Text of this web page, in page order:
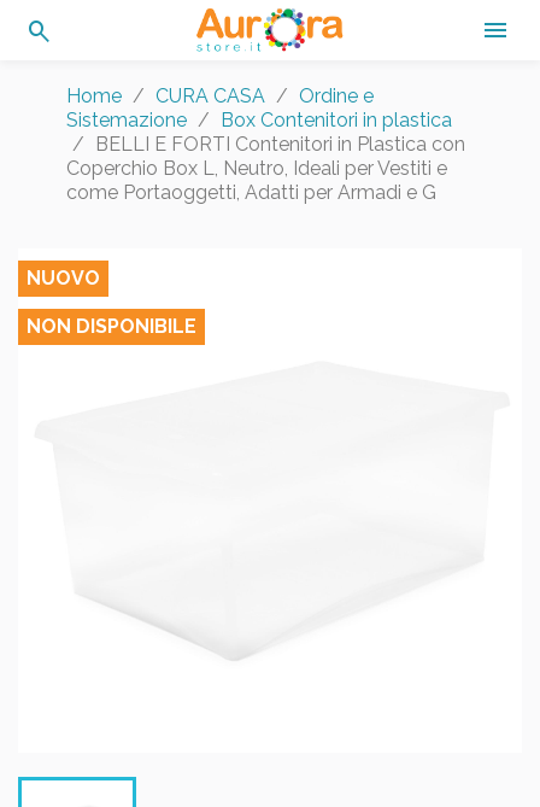
search 
Home CURA CASA
Ordine e
Sistemazione
Box Contenitori in plastica
BELLI E FORTI Contenitori in Plastica con
Coperchio Box L, Neutro, Ideali per Vestiti e
come Portaoggetti, Adatti per Armadi e G
NUOVO
NON DISPONIBILE